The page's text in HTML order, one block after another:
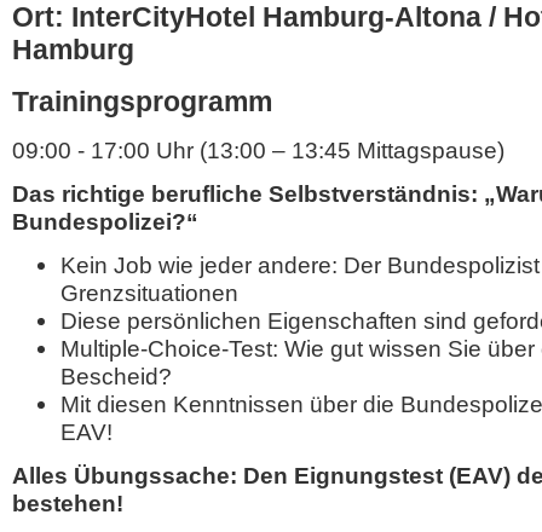
Ort: InterCityHotel Hamburg-Altona /
Hamburg
Trainingsprogramm
09:00 - 17:00 Uhr (13:00 – 13:45 Mittagspause)
Das richtige berufliche Selbstverständnis:
Bundespolizei?“
Kein Job wie jeder andere: Der
Grenzsituationen
Diese persönlichen Eigenschaften sind
Multiple-Choice-Test: Wie gut wissen Sie
Bescheid?
Mit diesen Kenntnissen über die
EAV!
Alles Übungssache: Den Eignungstest (EAV)
bestehen!